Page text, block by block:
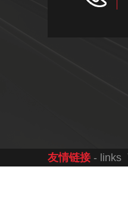
友情链接 - links